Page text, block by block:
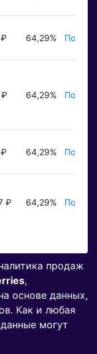
64,29%
64,29%
64,29%
₽ 64,29%
продаж
,
основе данных,
Как и любая
могут